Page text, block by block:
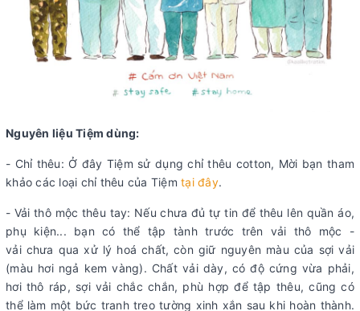
Nguyên liệu Tiệm dùng:
- Chỉ thêu: Ở đây Tiệm sử dụng chỉ thêu cotton, Mời bạn tham
khảo các loại chỉ thêu của Tiệm tại đây.
- Vải thô mộc thêu tay: Nếu chưa đủ tự tin để thêu lên quần áo,
phụ kiện... bạn có thể tập tành trước trên vải thô mộc -
vải chưa qua xử lý hoá chất, còn giữ nguyên màu của sợi vải
(màu hơi ngả kem vàng). Chất vải dày, có độ cứng vừa phải,
hơi thô ráp, sợi vải chắc chắn, phù hợp để tập thêu, cũng có
thể làm một bức tranh treo tường xinh xắn sau khi hoàn thành.